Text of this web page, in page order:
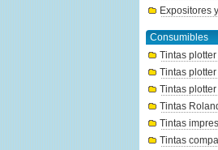
Expositores
Consumibles
Tintas
Tintas
Tintas
Tintas
Tintas
Tintas